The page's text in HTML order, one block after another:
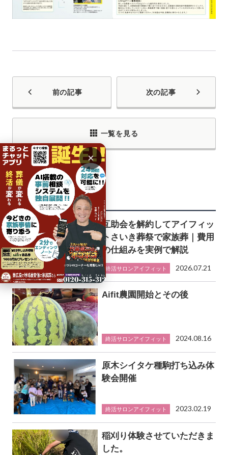
前の記事 次の記事
一覧を見る
関連記事
互助会を解約してアイフィッ
トさいき葬祭で家族葬｜費用
の仕組みを実例で解説
終活サロンアイフィット 2026.07.21
Aifit農園開始とその後
終活サロンアイフィット 2024.08.16
原木シイタケ種駒打ち込み体
験会開催
終活サロンアイフィット 2023.02.19
稲刈り体験させていただきま
した。
×